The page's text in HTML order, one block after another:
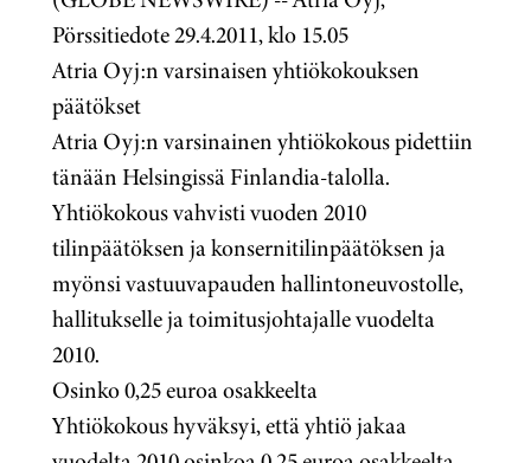
Pörssitiedote 29.4.2011, klo 15.05
Atria Oyj:n varsinaisen yhtiökokouksen
päätökset
Atria Oyj:n varsinainen yhtiökokous pidettiin
tänään Helsingissä Finlandia-talolla.
Yhtiökokous vahvisti vuoden 2010
tilinpäätöksen ja konsernitilinpäätöksen ja
myönsi vastuuvapauden hallintoneuvostolle,
hallitukselle ja toimitusjohtajalle vuodelta
2010.
Osinko 0,25 euroa osakkeelta
Yhtiökokous hyväksyi, että yhtiö jakaa